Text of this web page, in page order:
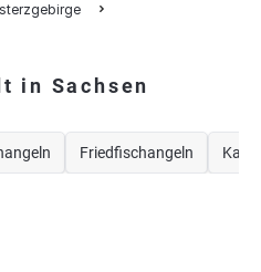
in Sachsen
Friedfischangeln